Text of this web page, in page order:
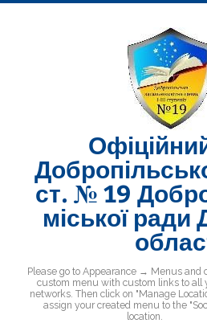
Skip
ст. № 19
міської ради
Добропільська ЗОШ № 19
Please go to Appearance → Menus and
custom menu with custom links to all
networks. Then click on "Manage
assign your created menu to the
location.